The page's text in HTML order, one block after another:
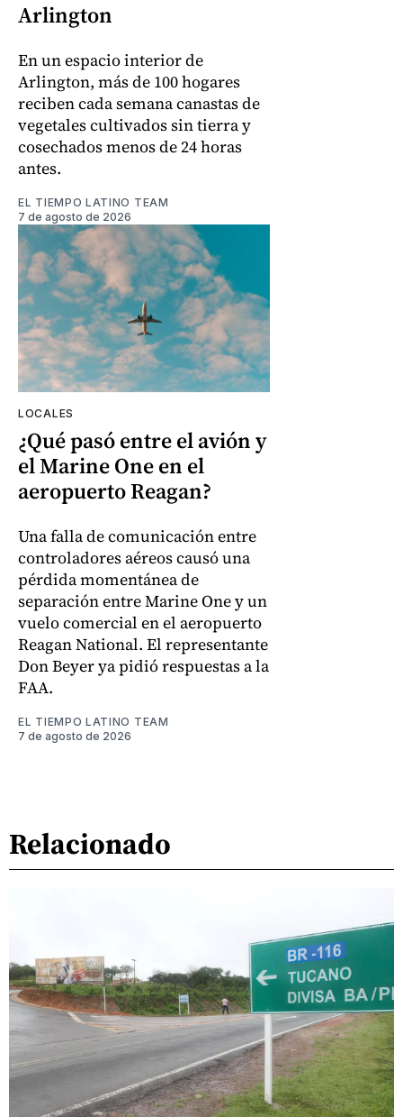
Arlington
En un espacio interior de
Arlington, más de 100 hogares
reciben cada semana canastas de
vegetales cultivados sin tierra y
cosechados menos de 24 horas
antes.
EL TIEMPO LATINO TEAM
7 de agosto de 2026
LOCALES
¿Qué pasó entre el avión y
el Marine One en el
aeropuerto Reagan?
Una falla de comunicación entre
controladores aéreos causó una
pérdida momentánea de
separación entre Marine One y un
vuelo comercial en el aeropuerto
Reagan National. El representante
Don Beyer ya pidió respuestas a la
FAA.
EL TIEMPO LATINO TEAM
7 de agosto de 2026
Relacionado